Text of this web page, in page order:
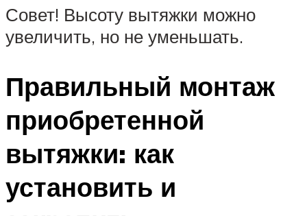
Совет! Высоту вытяжки можно
увеличить, но не уменьшать.
Правильный монтаж
приобретенной
вытяжки: как
установить и